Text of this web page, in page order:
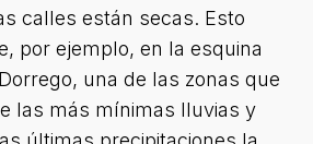
calles están secas. Esto
por ejemplo, en la esquina
una de las zonas que
las más mínimas lluvias y